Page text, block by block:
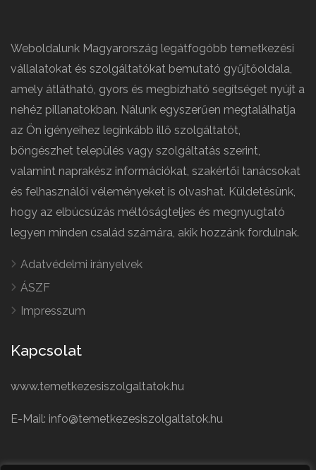
Weboldalunk Magyarország legátfogóbb temetkezési
vállalatokat és szolgáltatókat bemutató gyűjtőoldala,
amely átlátható, gyors és megbízható segítséget nyújt a
nehéz pillanatokban. Nálunk egyszerűen megtalálhatja
az Ön igényeihez leginkább illő szolgáltatót,
böngészhet település vagy szolgáltatás szerint,
valamint naprakész információkat, szakértői tanácsokat
és felhasználói véleményeket is olvashat. Küldetésünk,
hogy az elbúcsúzás méltóságteljes és megnyugtató
legyen minden család számára, akik hozzánk fordulnak.
Adatvédelmi irányelvek
ÁSZF
Impresszum
Kapcsolat
www.temetkezesiszolgaltatok.hu
E-Mail: info@temetkezesiszolgaltatok.hu